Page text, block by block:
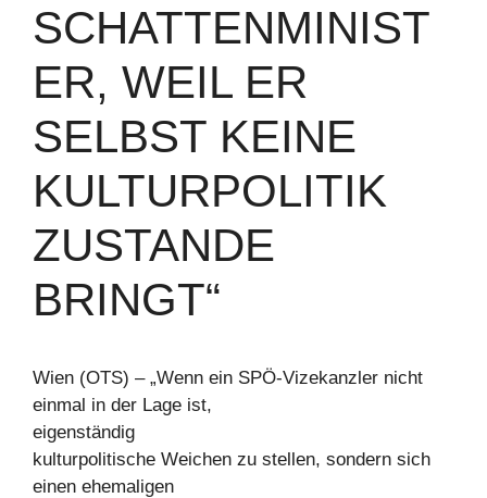
SCHATTENMINIST
ER, WEIL ER
SELBST KEINE
KULTURPOLITIK
ZUSTANDE
BRINGT“
Wien (OTS) – „Wenn ein SPÖ-Vizekanzler nicht
einmal in der Lage ist,
eigenständig
kulturpolitische Weichen zu stellen, sondern sich
einen ehemaligen